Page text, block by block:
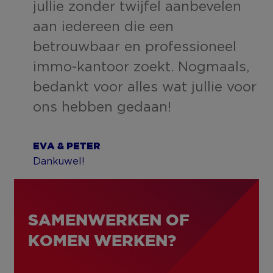
jullie zonder twijfel aanbevelen
aan iedereen die een
betrouwbaar en professioneel
immo-kantoor zoekt. Nogmaals,
bedankt voor alles wat jullie voor
ons hebben gedaan!
EVA & PETER
Dankuwel!
SAMENWERKEN OF
KOMEN WERKEN?